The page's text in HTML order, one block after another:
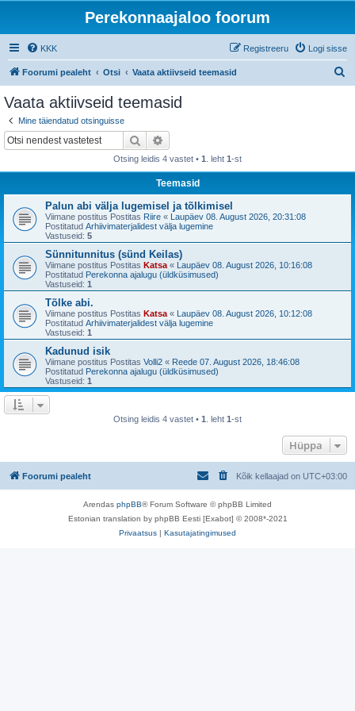
Perekonnaajaloo foorum
KKK Logi sisse
Registreeru
Foorumi pealeht Otsi Vaata aktiivseid teemasid
Vaata aktiivseid teemasid
Mine täiendatud otsinguisse
Otsi
Otsing leidis 4 vastet • 1 . leht 1-st
Teemasid
Palun abi välja lugemisel ja tõlkimisel
Viimane postitus Postitas Riire « Laupäev 08. August 2026, 20:31:08
Postitatud Arhiivimaterjalidest välja lugemine
Vastuseid: 5
Sünnitunnitus (sünd Keilas)
Viimane postitus Postitas Katsa « Laupäev 08. August 2026, 10:16:08
Postitatud Perekonna ajalugu (üldküsimused)
Vastuseid: 1
Tõlke abi.
Viimane postitus Postitas Katsa « Laupäev 08. August 2026, 10:12:08
Postitatud Arhiivimaterjalidest välja lugemine
Vastuseid: 1
Kadunud isik
Viimane postitus Postitas Volli2 « Reede 07. August 2026, 18:46:08
Postitatud Perekonna ajalugu (üldküsimused)
Vastuseid: 1
Otsing leidis 4 vastet • 1 . leht 1-st
Hüppa
Foorumi pealeht Kõik kellaajad on UTC+03:00
Arendas phpBB® Forum Software © phpBB Limited
Estonian translation by phpBB Eesti [Exabot] © 2008*-2021
Privaatsus | Kasutajatingimused